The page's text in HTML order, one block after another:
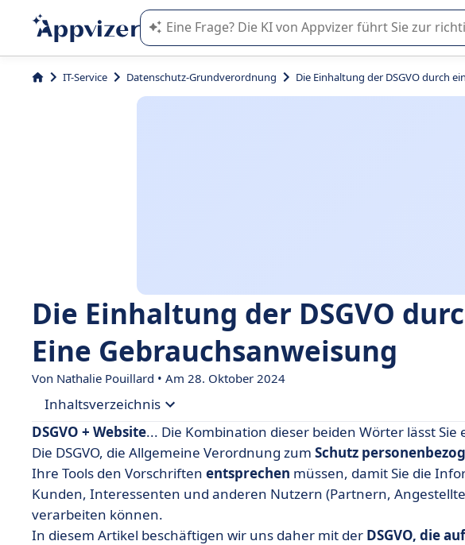
Die KI von Appvizer führt Sie bei der Nutzung oder
IT-Service Datenschutz-Grundverordnung Die Einhaltung der DSGVO durch
Die Einhaltung der DSGVO
Eine Gebrauchsanweisung
Von Nathalie Pouillard • Am 28. Oktober 2024
Inhaltsverzeichnis
• DSGVO und Website, was müssen Sie wissen?
• Warum sollten Sie Ihre Website konform gestalten?
• Wie kann man sich auf die DSGVO-Standards einstellen?
• Sehen Sie die DSGVO als Chance, nicht als Zwang.
DSGVO + Website... Die Kombination dieser beiden Wörter lässt Sie
Die DSGVO, die Allgemeine Verordnung zum Schutz
Ihre Tools den Vorschriften entsprechen müssen, damit Sie die
Kunden, Interessenten und anderen Nutzern (Partnern,
verarbeiten können.
In diesem Artikel beschäftigen wir uns daher mit der DSGVO, die